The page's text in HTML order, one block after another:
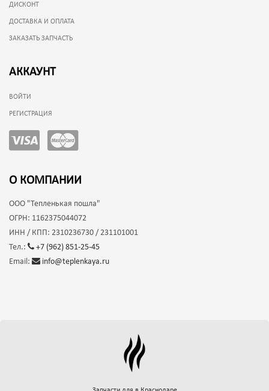
ДИСКОНТ
ДОСТАВКА И ОПЛАТА
ЗАКАЗАТЬ ЗАПЧАСТЬ
АККАУНТ
ВОЙТИ
РЕГИСТРАЦИЯ
О КОМПАНИИ
ООО "Тепленькая пошла"
ОГРН: 1162375044072
ИНН / КПП: 2310236730 / 231101001
Тел.:
+7 (962) 851-25-45
Email:
info@teplenkaya.ru